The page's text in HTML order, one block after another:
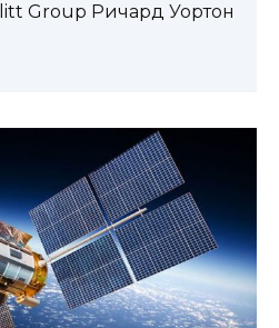
Group Ричард Уортон